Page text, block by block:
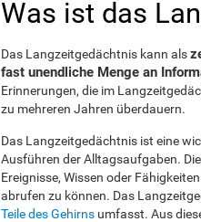
Was ist das
Das Langzeitgedächtnis kann als
fast unendliche Menge an
Erinnerungen, die im
zu mehreren Jahren überdauern.
Das Langzeitgedächtnis ist eine
Ausführen der Alltagsaufgaben.
Ereignisse, Wissen oder
abrufen zu können. Das
Teile des Gehirns umfasst. Aus